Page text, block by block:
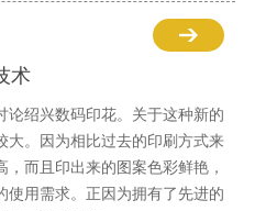
术
论绍兴数码印花。关于这种新的
大。因为相比过去的印刷方式来
而且印出来的图案色彩鲜艳，
使用需求。正因为拥有了先进的